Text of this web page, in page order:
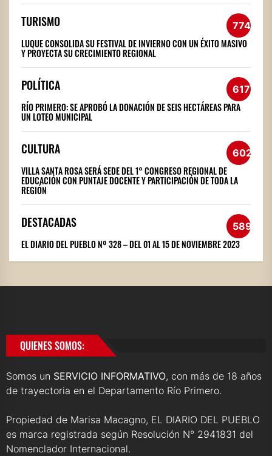
TURISMO 774
LUQUE CONSOLIDA SU FESTIVAL DE INVIERNO CON UN ÉXITO MASIVO
Y PROYECTA SU CRECIMIENTO REGIONAL
POLÍTICA 617
RÍO PRIMERO: SE APROBÓ LA DONACIÓN DE SEIS HECTÁREAS PARA
UN LOTEO MUNICIPAL
CULTURA 602
VILLA SANTA ROSA SERÁ SEDE DEL 1° CONGRESO REGIONAL DE
EDUCACIÓN CON PUNTAJE DOCENTE Y PARTICIPACIÓN DE TODA LA
REGIÓN
DESTACADAS 589
EL DIARIO DEL PUEBLO Nº 328 – DEL 01 AL 15 DE NOVIEMBRE 2023
QUIENES SOMOS:
Somos un SERVICIO INFORMATIVO, con más de 18 años
de trayectoria en el Departamento Río Primero.
Propiedad de Marisa Macagno, EL DIARIO DEL PUEBLO
es marca registrada según Resolución N° 2941831 del
Nomenclador Internacional.